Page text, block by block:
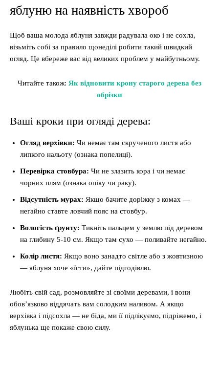
яблуню на наявність хвороб
Щоб ваша молода яблуня завжди радувала око і не сохла,
візьміть собі за правило щонеділі робити такий швидкий
огляд. Це вбереже вас від великих проблем у майбутньому.
Читайте також: Як відновити крону старого дерева без
обрізки
Ваші кроки при огляді дерева:
Огляд верхівки: Чи немає там скрученого листя або
липкого нальоту (ознака попелиці).
Перевірка стовбура: Чи не злазить кора і чи немає
чорних плям (ознака опіку чи раку).
Відсутність мурах: Якщо бачите доріжку з комах —
негайно ставте ловчий пояс на стовбур.
Вологість ґрунту: Тикніть пальцем у землю під деревом
на глибину 5-10 см. Якщо там сухо — поливайте негайно.
Колір листя: Якщо воно занадто світле або з жовтизною
— яблуня хоче «їсти», дайте підгодівлю.
Любіть свій сад, розмовляйте зі своїми деревами, і вони
обов’язково віддячать вам солодким наливом. А якщо
верхівка і підсохла — не біда, ми її підлікуємо, підріжемо, і
яблунька ще покаже свою силу.